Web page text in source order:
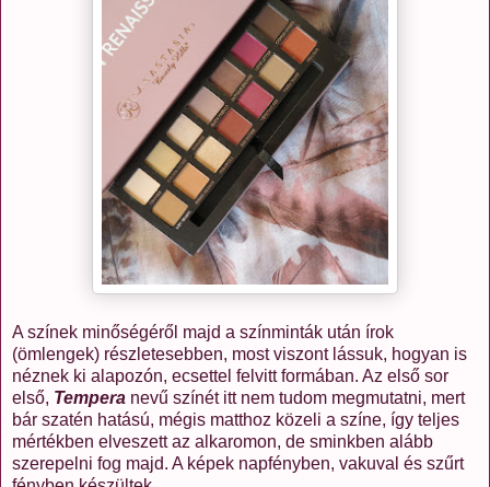
A színek minőségéről majd a színminták után írok
(ömlengek) részletesebben, most viszont lássuk, hogyan is
néznek ki alapozón, ecsettel felvitt formában. Az első sor
első, Tempera nevű színét itt nem tudom megmutatni, mert
bár szatén hatású, mégis matthoz közeli a színe, így teljes
mértékben elveszett az alkaromon, de sminkben alább
szerepelni fog majd. A képek napfényben, vakuval és szűrt